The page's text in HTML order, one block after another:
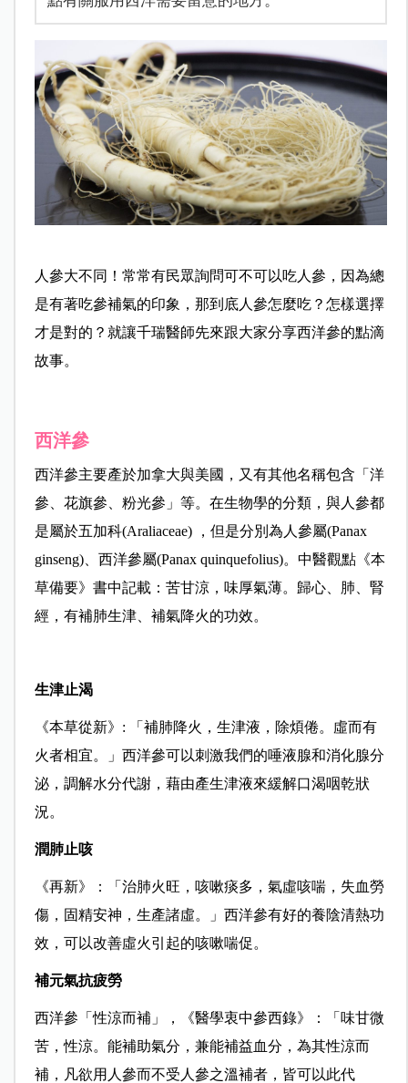
人參大不同！常常有民眾詢問可不可以吃人參，因為總
是有著吃參補氣的印象，那到底人參怎麼吃？怎樣選擇
才是對的？就讓千瑞醫師先來跟大家分享西洋參的點滴
故事。
西洋參
西洋參主要產於加拿大與美國，又有其他名稱包含「洋
參、花旗參、粉光參」等。在生物學的分類，與人參都
是屬於五加科(Araliaceae) ​，但是分別為人參屬(Panax
ginseng)、西洋參屬(Panax quinquefolius)​。中醫觀點《本
草備要》書中記載：苦甘涼，味厚氣薄。歸心、肺、腎
經，有補肺生津、補氣降火的功效。
生津止渴
《本草從新》: 「補肺降火，生津液，除煩倦。虛而有
火者相宜。」西洋參可以刺激我們的唾液腺和消化腺分
泌，調解水分代謝，藉由產生津液來緩解口渴咽乾狀
況。
潤肺止咳
《再新》：「治肺火旺，咳嗽痰多，氣虛咳喘，失血勞
傷，固精安神，生產諸虛。」西洋參有好的養陰清熱功
效，可以改善虛火引起的咳嗽喘促。
補元氣抗疲勞
西洋參「性涼而補」，《醫學衷中參西錄》：「味甘微
苦，性涼。能補助氣分，兼能補益血分，為其性涼而
補，凡欲用人參而不受人參之溫補者，皆可以此代